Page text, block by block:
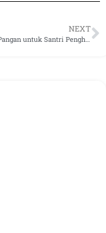
NEXT
Paket Pangan untuk Santri Penghafal Al-Qura’an